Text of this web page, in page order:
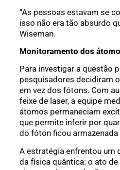
“As pessoas estavam se
isso não era tão absurdo
Wiseman.
Monitoramento dos
Para investigar a questão
pesquisadores decidiram
em vez dos fótons. Com
feixe de laser, a equipe
átomos permaneciam
que permite inferir por
do fóton ficou armazenada
A estratégia enfrentou um
da física quântica: o ato